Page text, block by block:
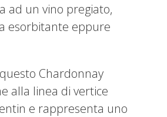
ad un vino pregiato,
esorbitante eppure
Chardonnay
alla linea di vertice
e rappresenta uno